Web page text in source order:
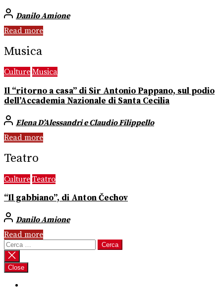
Danilo Amione
Read more
Musica
Culture Musica
Il “ritorno a casa” di Sir Antonio Pappano, sul podio
dell’Accademia Nazionale di Santa Cecilia
Elena D’Alessandri e Claudio Filippello
Read more
Teatro
Culture Teatro
“Il gabbiano”, di Anton Čechov
Danilo Amione
Read more
Ricerca
per:
Close